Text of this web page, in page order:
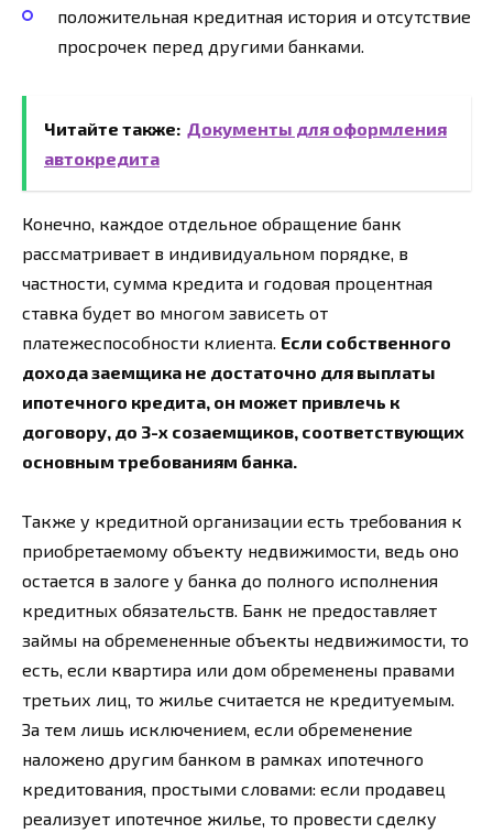
положительная кредитная история и отсутствие
просрочек перед другими банками.
Читайте также: Документы для оформления
автокредита
Конечно, каждое отдельное обращение банк
рассматривает в индивидуальном порядке, в
частности, сумма кредита и годовая процентная
ставка будет во многом зависеть от
платежеспособности клиента. Если собственного
дохода заемщика не достаточно для выплаты
ипотечного кредита, он может привлечь к
договору, до 3-х созаемщиков, соответствующих
основным требованиям банка.
Также у кредитной организации есть требования к
приобретаемому объекту недвижимости, ведь оно
остается в залоге у банка до полного исполнения
кредитных обязательств. Банк не предоставляет
займы на обремененные объекты недвижимости, то
есть, если квартира или дом обременены правами
третьих лиц, то жилье считается не кредитуемым.
За тем лишь исключением, если обременение
наложено другим банком в рамках ипотечного
кредитования, простыми словами: если продавец
реализует ипотечное жилье, то провести сделку